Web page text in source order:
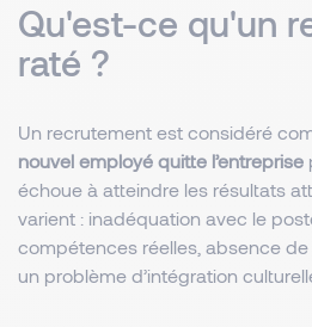
Qu'est-ce qu'un
raté ?
Un recrutement est considéré
nouvel employé quitte l’entreprise
échoue à atteindre les résultats
varient : inadéquation avec le
compétences réelles, absence
un problème d’intégration